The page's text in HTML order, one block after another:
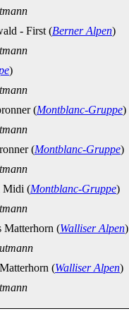
- First (Berner Alpen)
)
(Montblanc-Gruppe)
(Montblanc-Gruppe)
Midi (Montblanc-Gruppe)
(Walliser Alpen)
(Walliser Alpen)